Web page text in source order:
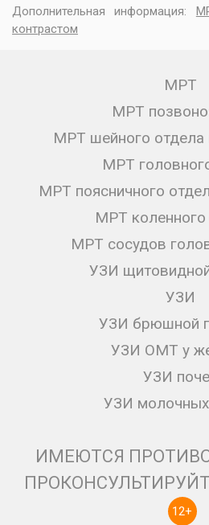
Дополнительная информация:
контрастом
МРТ
МРТ
МРТ шейного отдела
МРТ
МРТ поясничного
МРТ коленного
МРТ сосудов
УЗИ
УЗИ
УЗИ брюшной
УЗИ ОМТ у
УЗИ
УЗИ
ИМЕЮТСЯ
12+